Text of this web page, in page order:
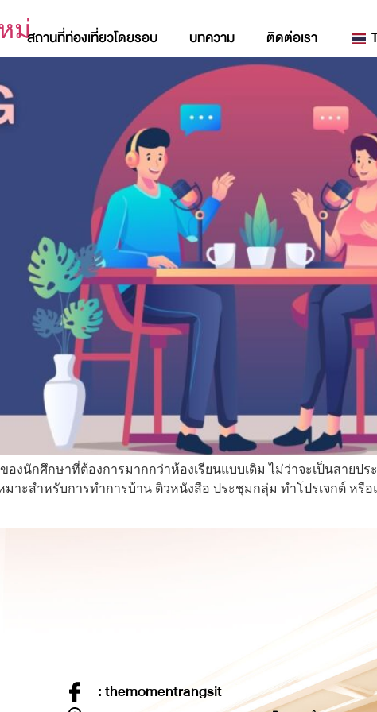
สถานที่ท่องเที่ยวโดยรอบ บทความ ติดต่อเรา
ม่
นักศึกษาที่ต้องการมากกว่าห้องเรียนแบบเดิม ไม่ว่าจะเป็นสายปร
าะสำหรับการทำการบ้าน ติวหนังสือ ประชุมกลุ่ม ทำโปรเจกต์ หรือ
: themomentrangsit